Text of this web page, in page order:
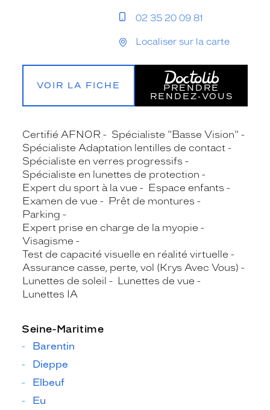
02 35 20 09 81
Localiser sur la carte
VOIR LA FICHE
PRENDRE
RENDEZ‑VOUS
Certifié AFNOR
Spécialiste "Basse Vision"
Spécialiste Adaptation lentilles de contact
Spécialiste en verres progressifs
Spécialiste en lunettes de protection
Expert du sport à la vue
Espace enfants
Examen de vue
Prêt de montures
Parking
Expert prise en charge de la myopie
Visagisme
Test de capacité visuelle en réalité virtuelle
Assurance casse, perte, vol (Krys Avec Vous)
Lunettes de soleil
Lunettes de vue
Lunettes IA
Seine-Maritime
Barentin
Dieppe
Elbeuf
Eu